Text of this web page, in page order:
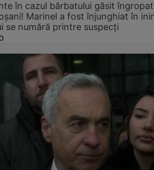
în cazul bărbatului găsit
Marinel a fost înjunghiat în
se numără printre suspecți